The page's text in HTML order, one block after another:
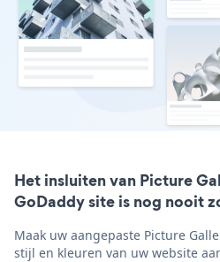
Het insluiten van Picture
GoDaddy site is nog nooit
Maak uw aangepaste Picture
stijl en kleuren van uw website